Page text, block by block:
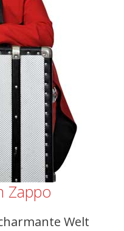
Zappo
Welt